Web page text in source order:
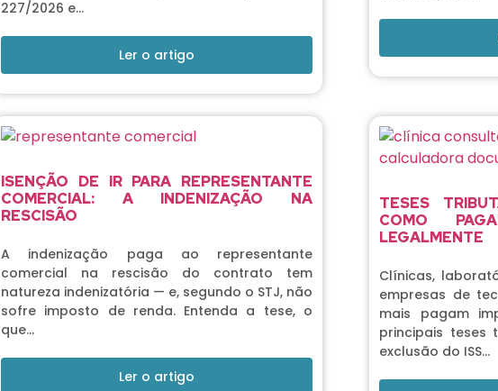
227/2026 e…
Ler o artigo
ISENÇÃO DE IR PARA REPRESENTANTE
COMERCIAL: A INDENIZAÇÃO NA
RESCISÃO
A indenização paga ao representante
comercial na rescisão do contrato tem
natureza indenizatória — e, segundo o STJ, não
sofre imposto de renda. Entenda a tese, o
que…
Ler o artigo
TESES
COMO
LEGALMENTE
Clínicas,
empresas de
mais pagam
principais teses
exclusão do ISS…